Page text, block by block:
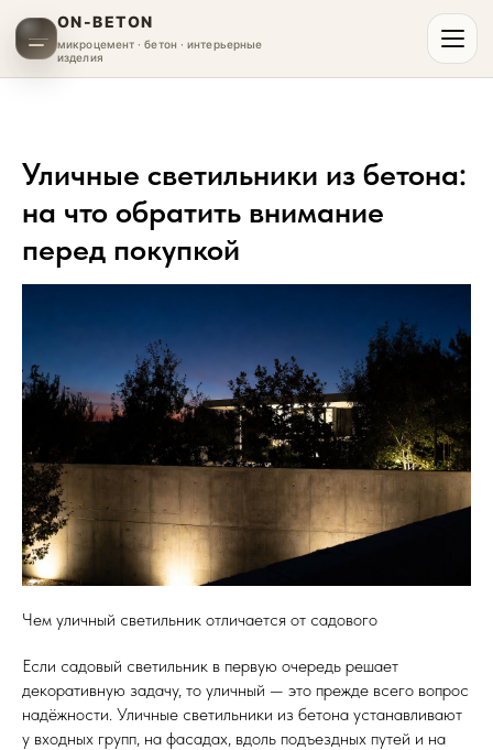
ON-BETON
микроцемент · бетон · интерьерные
изделия
Уличные светильники из бетона:
на что обратить внимание
перед покупкой
Чем уличный светильник отличается от садового
Если садовый светильник в первую очередь решает
декоративную задачу, то уличный — это прежде всего вопрос
надёжности. Уличные светильники из бетона устанавливают
у входных групп, на фасадах, вдоль подъездных путей и на